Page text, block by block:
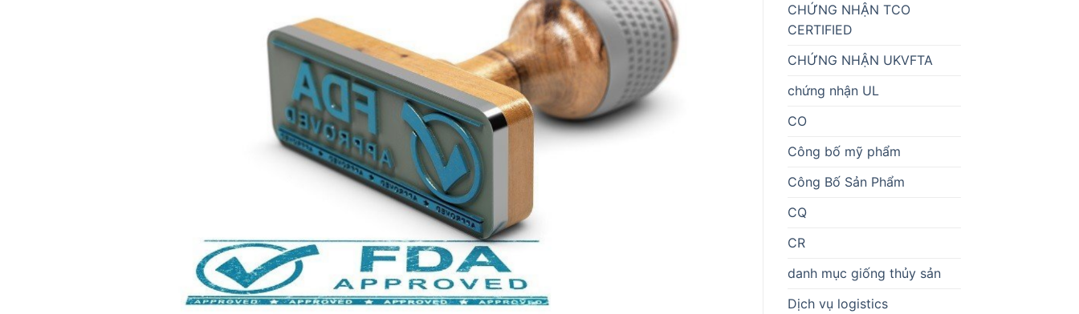
CHỨNG NHẬN TCO
CERTIFIED
CHỨNG NHẬN UKVFTA
chứng nhận UL
CO
Công bố mỹ phẩm
Công Bố Sản Phẩm
CQ
CR
danh mục giống thủy sản
Dịch vụ logistics